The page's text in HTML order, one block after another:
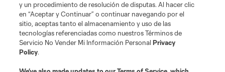
y un procedimiento de resolución de disputas. Al hacer clic
en “Aceptar y Continuar” o continuar navegando por el
sitio, aceptas tanto el almacenamiento y uso de las
tecnologías referenciadas como nuestros Términos de
Servicio No Vender Mi Información PersonalPrivacy
Policy.